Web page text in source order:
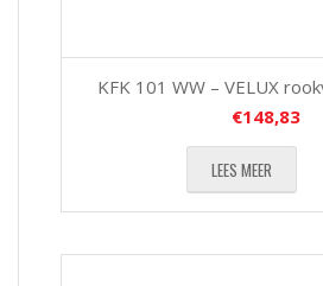
KFK 101 WW – VELUX
€148,83
LEES MEER